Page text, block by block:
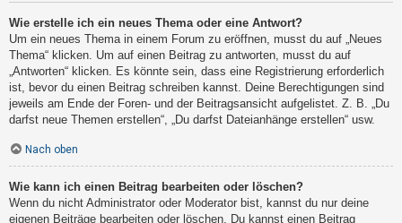
Wie erstelle ich ein neues Thema oder eine Antwort?
Um ein neues Thema in einem Forum zu eröffnen, musst du auf „Neues
Thema“ klicken. Um auf einen Beitrag zu antworten, musst du auf
„Antworten“ klicken. Es könnte sein, dass eine Registrierung erforderlich
ist, bevor du einen Beitrag schreiben kannst. Deine Berechtigungen sind
jeweils am Ende der Foren- und der Beitragsansicht aufgelistet. Z. B. „Du
darfst neue Themen erstellen“, „Du darfst Dateianhänge erstellen“ usw.
Nach oben
Wie kann ich einen Beitrag bearbeiten oder löschen?
Wenn du nicht Administrator oder Moderator bist, kannst du nur deine
eigenen Beiträge bearbeiten oder löschen. Du kannst einen Beitrag